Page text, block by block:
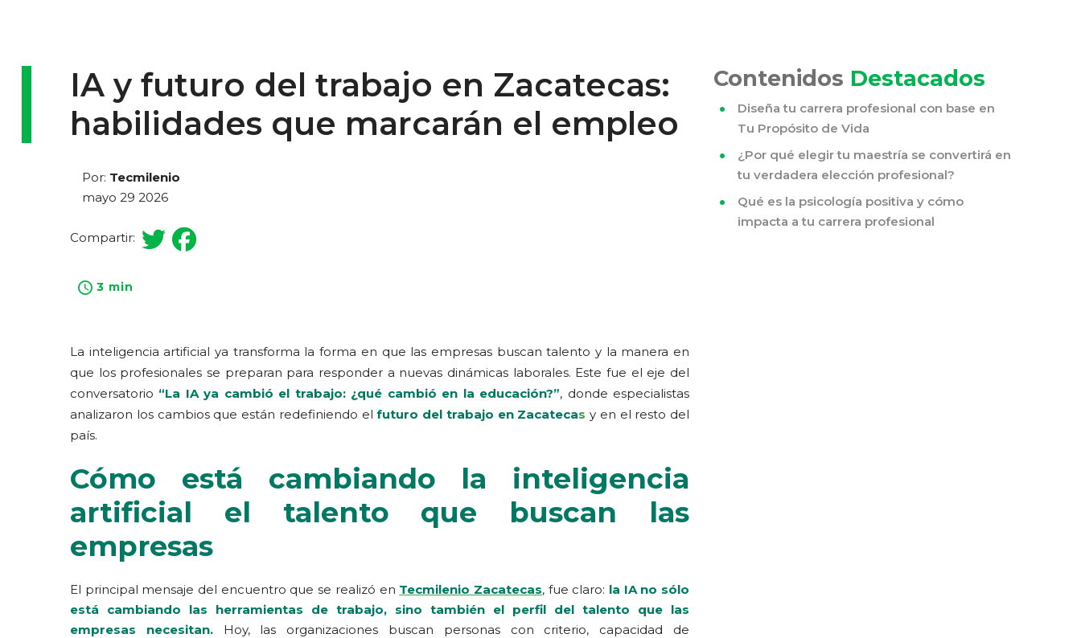
IA y futuro del trabajo en Zacatecas:
habilidades que marcarán el empleo
Por: Tecmilenio
mayo 29 2026
Compartir:
3 min
La inteligencia artificial ya transforma la forma en que las empresas buscan talento y la manera en
que los profesionales se preparan para responder a nuevas dinámicas laborales. Este fue el eje del
conversatorio “La IA ya cambió el trabajo: ¿qué cambió en la educación?”, donde especialistas
analizaron los cambios que están redefiniendo elfuturo del trabajo en Zacatecas y en el resto del
país.
Cómo está cambiando la inteligencia
artificial el talento que buscan las
empresas
El principal mensaje del encuentro que se realizó en Tecmilenio Zacatecas, fue claro: la IA no sólo
está cambiando las herramientas de trabajo, sino también el perfil del talento que las
empresas
necesitan.Hoy, las organizaciones buscan personas con criterio, capacidad de
Contenidos Destacados
Diseña tu carrera profesional con base en
Tu Propósito de Vida
¿Por qué elegir tu maestría se convertirá en
tu verdadera elección profesional?
Qué es la psicología positiva y cómo
impacta a tu carrera profesional